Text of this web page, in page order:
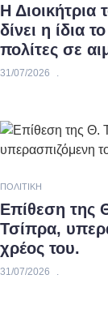
Η Διοικήτρια
δίνει η ίδια
πολίτες σε
31/07/2026
ΠΟΛΙΤΙΚΉ
Επίθεση της
Τσίπρα,
χρέος του.
31/07/2026